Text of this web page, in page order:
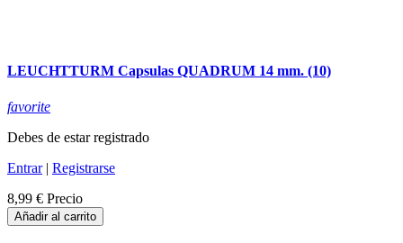
LEUCHTTURM Capsulas QUADRUM 14 mm. (10)
favorite
Debes de estar registrado
Entrar| Registrarse
8,99 € Precio
Añadir al carrito